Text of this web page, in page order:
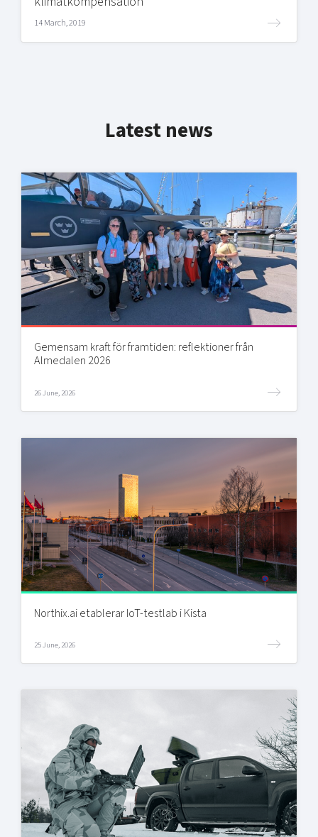
14 March, 2019
Latest news
Gemensam kraft för framtiden: reflektioner från
Almedalen 2026
26 June, 2026
Northix.ai etablerar IoT-testlab i Kista
25 June, 2026